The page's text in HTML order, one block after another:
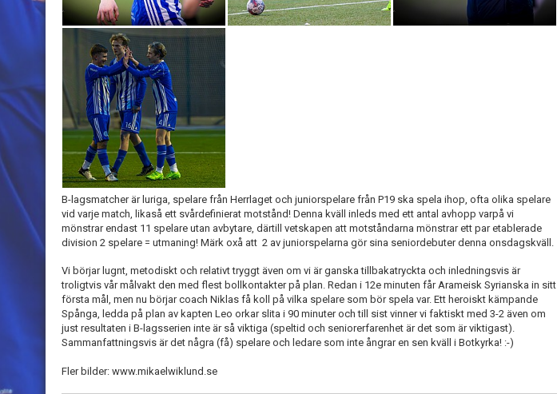
B-lagsmatcher är luriga, spelare från Herrlaget och juniorspelare från P19 ska spela ihop, ofta olika spelare
vid varje match, likaså ett svårdefinierat motstånd! Denna kväll inleds med ett antal avhopp varpå vi
mönstrar endast 11 spelare utan avbytare, därtill vetskapen att motståndarna mönstrar ett par etablerade
division 2 spelare = utmaning! Märk oxå att 2 av juniorspelarna gör sina seniordebuter denna onsdagskväll.
Vi börjar lugnt, metodiskt och relativt tryggt även om vi är ganska tillbakatryckta och inledningsvis är
troligtvis vår målvakt den med flest bollkontakter på plan. Redan i 12e minuten får Arameisk Syrianska in sitt
första mål, men nu börjar coach Niklas få koll på vilka spelare som bör spela var. Ett heroiskt kämpande
Spånga, ledda på plan av kapten Leo orkar slita i 90 minuter och till sist vinner vi faktiskt med 3-2 även om
just resultaten i B-lagsserien inte är så viktiga (speltid och seniorerfarenhet är det som är viktigast).
Sammanfattningsvis är det några (få) spelare och ledare som inte ångrar en sen kväll i Botkyrka! :-)
Fler bilder: www.mikaelwiklund.se